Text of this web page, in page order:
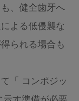
、健全歯牙へ
よる低侵襲な
られる場合も
「 コンポジッ